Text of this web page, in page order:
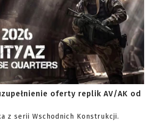
oferty replik AV/AK od
z serii Wschodnich Konstrukcji.